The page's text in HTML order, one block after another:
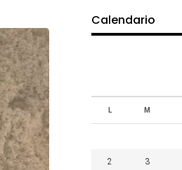
Calendario
L M
2 3